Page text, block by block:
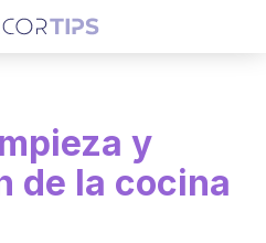
y
de la cocina